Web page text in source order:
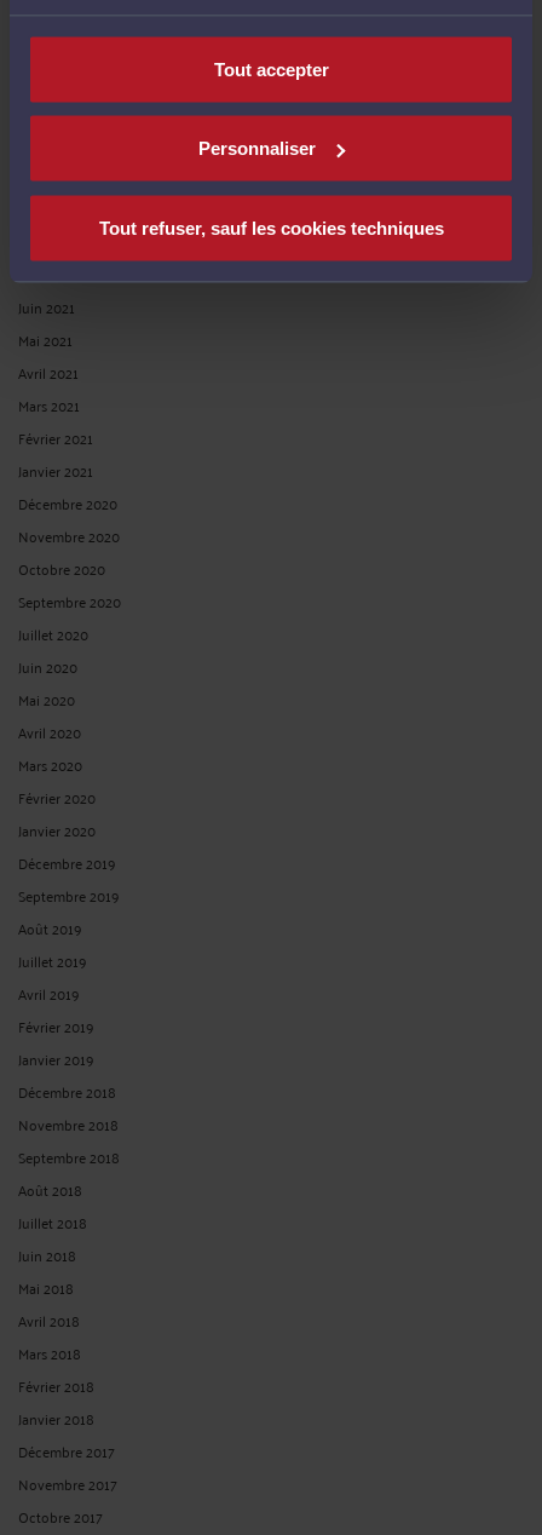
Tout accepter
Personnaliser
Tout refuser, sauf les cookies techniques
Mars 2022
Février 2022
Décembre 2021
Octobre 2021
Juin 2021
Mai 2021
Avril 2021
Mars 2021
Février 2021
Janvier 2021
Décembre 2020
Novembre 2020
Octobre 2020
Septembre 2020
Juillet 2020
Juin 2020
Mai 2020
Avril 2020
Mars 2020
Février 2020
Janvier 2020
Décembre 2019
Septembre 2019
Août 2019
Juillet 2019
Avril 2019
Février 2019
Janvier 2019
Décembre 2018
Novembre 2018
Septembre 2018
Août 2018
Juillet 2018
Juin 2018
Mai 2018
Avril 2018
Mars 2018
Février 2018
Janvier 2018
Décembre 2017
Novembre 2017
Octobre 2017